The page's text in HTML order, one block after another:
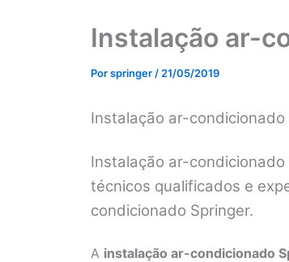
Instalação ar-
Porspringer / 21/05/2019
Instalação ar-
Instalação ar-condicionado
técnicos qualificados e
condicionado Springer.
A instalação ar-condicionado